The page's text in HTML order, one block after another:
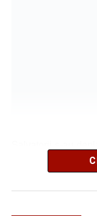
după o
animalul în
nevătămat,